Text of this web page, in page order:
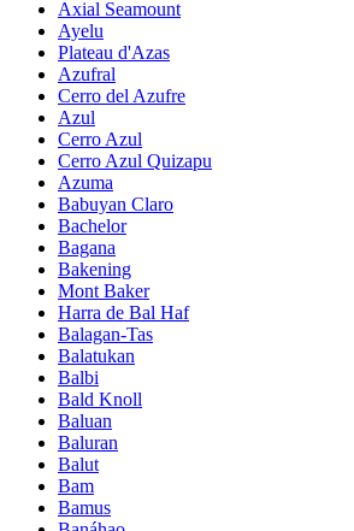
Axial Seamount
Ayelu
Plateau d'Azas
Azufral
Cerro del Azufre
Azul
Cerro Azul
Cerro Azul Quizapu
Azuma
Babuyan Claro
Bachelor
Bagana
Bakening
Mont Baker
Harra de Bal Haf
Balagan-Tas
Balatukan
Balbi
Bald Knoll
Baluan
Baluran
Balut
Bam
Bamus